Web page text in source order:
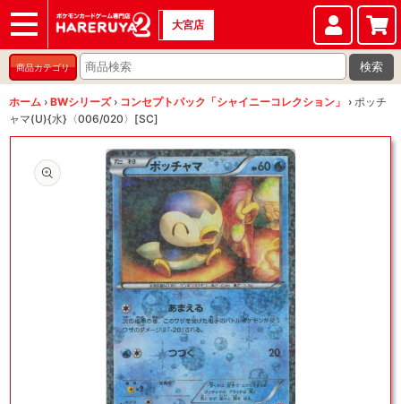
ショップ
店頭買取
店舗
イベント
大宮店
商品カテゴリ 検索
ホーム › BWシリーズ › コンセプトパック「シャイニーコレクション」 › ポッチ
ャマ(U){水}〈006/020〉[SC]